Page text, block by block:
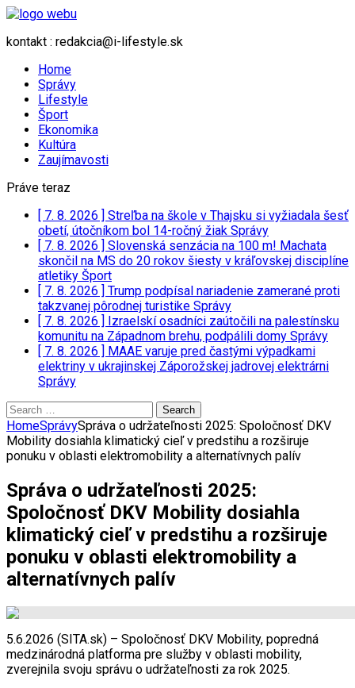
kontakt : redakcia@i-lifestyle.sk
Home
Správy
Lifestyle
Šport
Ekonomika
Kultúra
Zaujímavosti
Práve teraz
[ 7. 8. 2026 ] Streľba na škole v Thajsku si vyžiadala šesť
obetí, útočníkom bol 14-ročný žiak Správy
[ 7. 8. 2026 ] Slovenská senzácia na 100 m! Machata
skončil na MS do 20 rokov šiesty v kráľovskej disciplíne
atletiky Šport
[ 7. 8. 2026 ] Trump podpísal nariadenie zamerané proti
takzvanej pôrodnej turistike Správy
[ 7. 8. 2026 ] Izraelskí osadníci zaútočili na palestínsku
komunitu na Západnom brehu, podpálili domy Správy
[ 7. 8. 2026 ] MAAE varuje pred častými výpadkami
elektriny v ukrajinskej Záporožskej jadrovej elektrárni
Správy
Search
for:
HomeSprávySpráva o udržateľnosti 2025: Spoločnosť DKV
Mobility dosiahla klimatický cieľ v predstihu a rozširuje
ponuku v oblasti elektromobility a alternatívnych palív
Správa o udržateľnosti 2025:
Spoločnosť DKV Mobility dosiahla
klimatický cieľ v predstihu a rozširuje
ponuku v oblasti elektromobility a
alternatívnych palív
5.6.2026 (SITA.sk) – Spoločnosť DKV Mobility, popredná
medzinárodná platforma pre služby v oblasti mobility,
zverejnila svoju správu o udržateľnosti za rok 2025.